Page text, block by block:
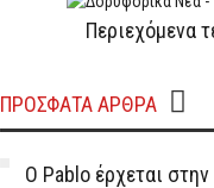
Περιεχόμενα
ΠΡΌΣΦΑΤΑ ΆΡΘΡΑ
Ο Pablo έρχεται